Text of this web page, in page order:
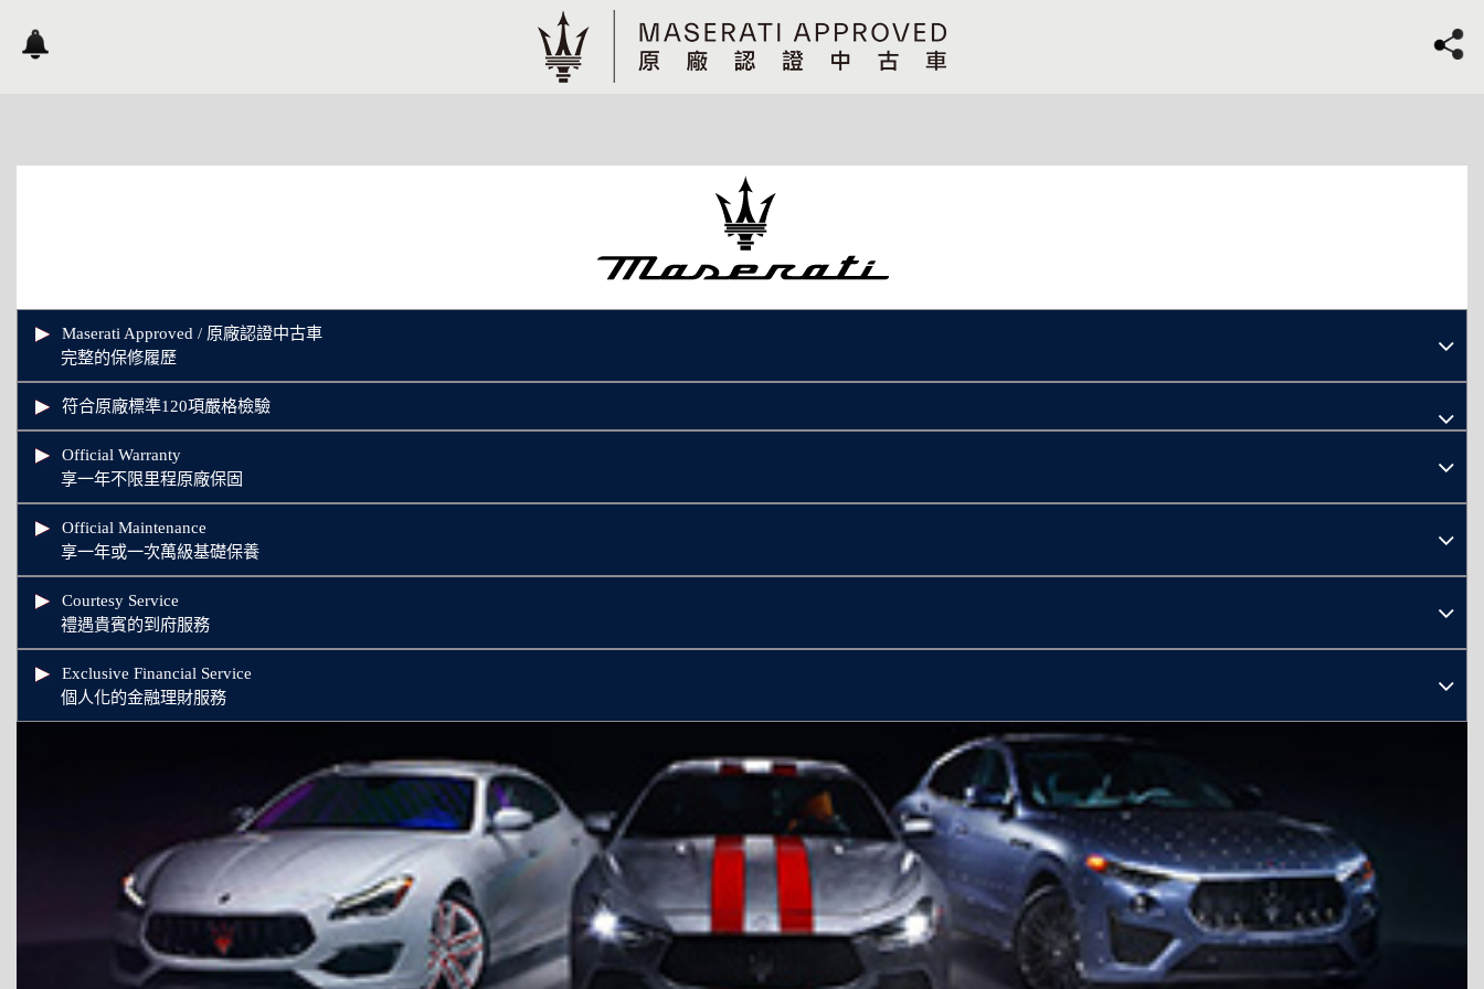
Maserati Approved / 原廠認證中古車
完整的保修履歷
符合原廠標準120項嚴格檢驗
Official Warranty
享一年不限里程原廠保固
Official Maintenance
享一年或一次萬級基礎保養
Courtesy Service
禮遇貴賓的到府服務
Exclusive Financial Service
個人化的金融理財服務